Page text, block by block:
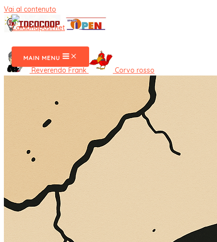
Vai al contenuto
MAIN MENU
Reverendo Frank Corvo rosso